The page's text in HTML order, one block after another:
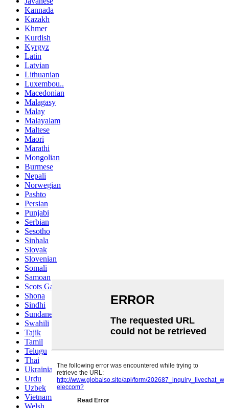
Kannada
Kazakh
Khmer
Kurdish
Kyrgyz
Latin
Latvian
Lithuanian
Luxembou..
Macedonian
Malagasy
Malay
Malayalam
Maltese
Maori
Marathi
Mongolian
Burmese
Nepali
Norwegian
Pashto
Persian
Punjabi
Serbian
Sesotho
Sinhala
Slovak
Slovenian
Somali
Samoan
Scots Gaelic
Shona
Sindhi
Sundanese
Swahili
Tajik
Tamil
Telugu
Thai
Ukrainian
Urdu
Uzbek
Vietnamese